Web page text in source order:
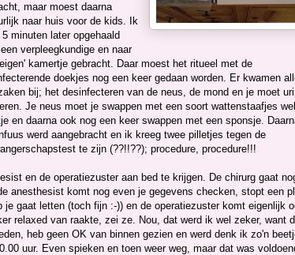
maar moest daarna
naar huis voor de kids. Ik
5 minuten later opgehaald
verpleegkundige en naar
kamertje gebracht. Daar moest het ritueel met de
doekjes nog een keer gedaan worden. Er kwamen
bij; het desinfecteren van de neus, de mond en je moet
Je neus moet je swappen met een soort wattenstaafjes
en daarna ook nog een keer swappen met een sponsje.
werd aangebracht en ik kreeg twee pilletjes tegen de
te zijn (??!!??); procedure, procedure!!!
en de operatiezuster aan bed te krijgen. De chirurg gaat
anesthesist komt nog even je gegevens checken, stopt een
gaat letten (toch fijn :-)) en de operatiezuster komt eigenlijk
relaxed van raakte, zei ze. Nou, dat werd ik wel zeker, want
heb geen OK van binnen gezien en werd denk ik zo'n
uur. Even spieken en toen weer weg, maar dat was